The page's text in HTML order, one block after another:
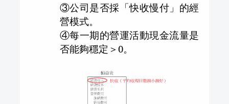
③公司是否採「快收慢付」的經
營模式。
④每一期的營運活動現金流量是
否能夠穩定＞0。